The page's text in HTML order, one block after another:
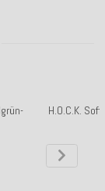
H.O.C.K.